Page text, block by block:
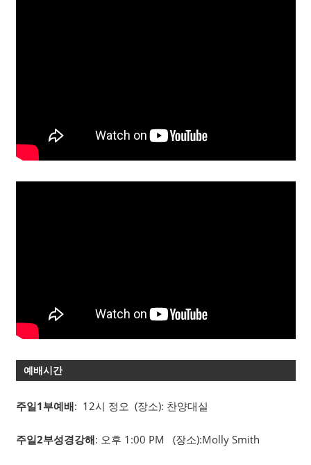
예배시간
주일1부예배: 12시 정오 (장소): 찬양대실
주일2부성경강해: 오후 1:00 PM (장소):Molly Smith